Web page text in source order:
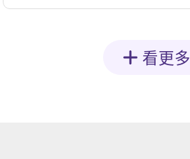
看更多